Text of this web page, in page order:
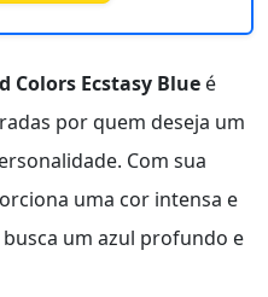
Colors Ecstasy Blue é
por quem deseja um
Com sua
uma cor intensa e
um azul profundo e